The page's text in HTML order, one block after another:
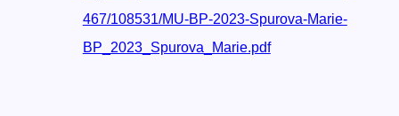
467/108531/MU-BP-2023-Spurova-Marie-
BP_2023_Spurova_Marie.pdf